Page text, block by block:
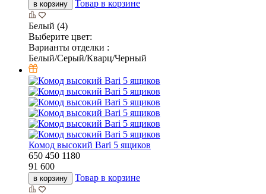
в корзину Товар в корзине
Белый (4)
Выберите цвет:
Варианты отделки :
Белый/Серый/Кварц/Черный
Комод высокий Bari 5 ящиков
650 450 1180
91 600
в корзину Товар в корзине